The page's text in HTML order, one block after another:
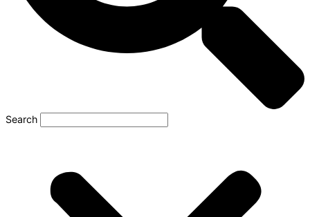
Search